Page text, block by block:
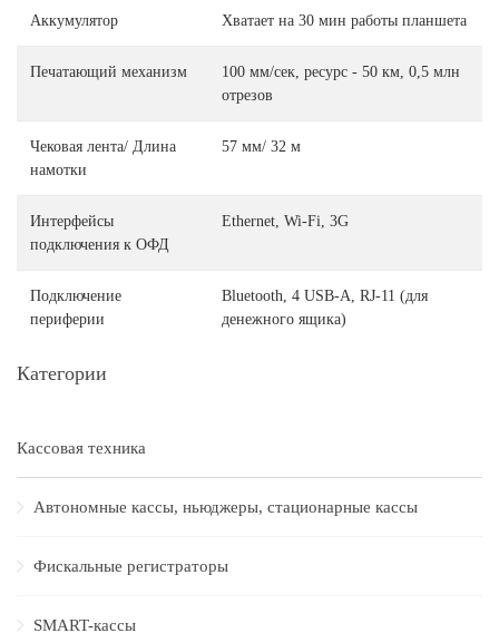
Категории
Кассовая техника
Автономные кассы, ньюджеры, стационарные кассы
Фискальные регистраторы
SMART-кассы
Аккумулятор Хватает на 30 мин работы планшета
Печатающий механизм
100 мм/сек, ресурс - 50 км, 0,5 млн
отрезов
Чековая лента/ Длина
намотки
57 мм/ 32 м
Интерфейсы
подключения к ОФД
Ethernet, Wi-Fi, 3G
Подключение
периферии
Bluetooth, 4 USB-A, RJ-11 (для
денежного ящика)